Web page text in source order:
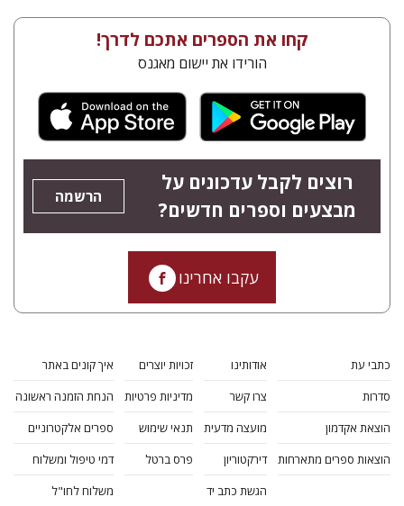
קחו את הספרים אתכם לדרך!
הורידו את יישום מאגנס
רוצים לקבל עדכונים על
מבצעים וספרים חדשים?
הרשמה
עקבו אחרינו
כתבי עת
סדרות
הוצאת אקדמון
הוצאות ספרים מתארחות
אודותינו
צרו קשר
מועצה מדעית
דירקטוריון
הגשת כתב יד
זכויות יוצרים
מדיניות פרטיות
תנאי שימוש
פרס ברטל
איך קונים באתר
הנחת הזמנה ראשונה
ספרים אלקטרוניים
דמי טיפול ומשלוח
משלוח לחו"ל